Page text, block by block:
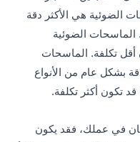
الضوئية هي الأكثر دقة
الماسحات الضوئية
أقل تكلفة. الماسحات
بشكل عام من الأنواع
تكون أكثر تكلفة.
في عملك، فقد يكون